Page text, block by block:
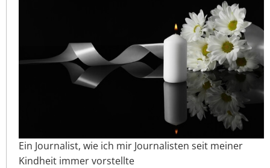
Ein Journalist, wie ich mir Journalisten seit meiner
Kindheit immer vorstellte